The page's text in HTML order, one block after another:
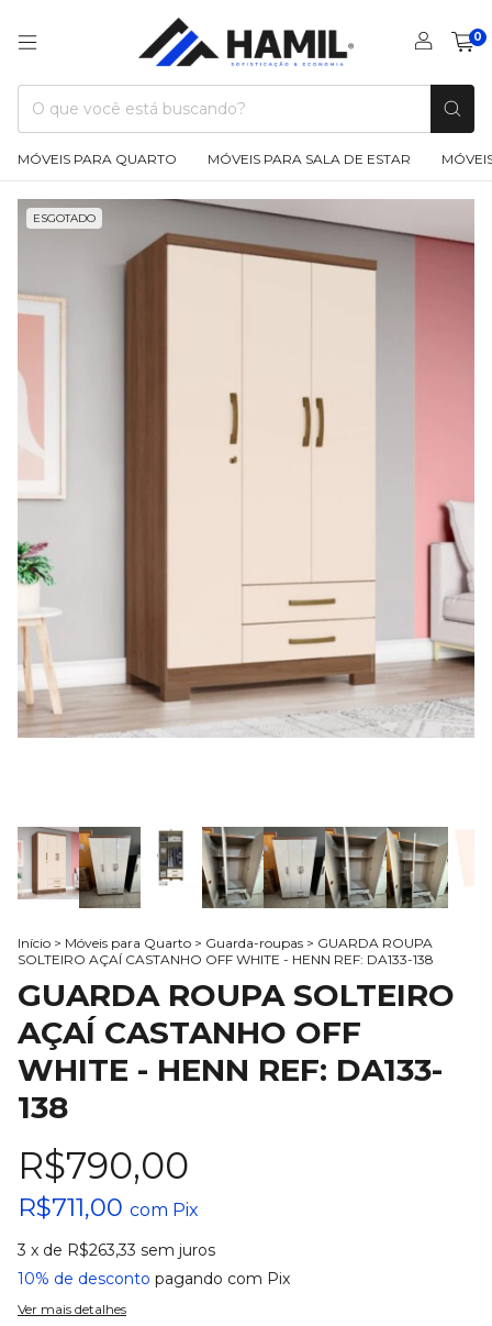
0
MÓVEIS PARA QUARTO MÓVEIS PARA SALA DE ESTAR
ESGOTADO
Início > Móveis para Quarto > Guarda-roupas > GUARDA ROUPA
SOLTEIRO AÇAÍ CASTANHO OFF WHITE - HENN REF: DA133-138
GUARDA ROUPA SOLTEIRO
AÇAÍ CASTANHO OFF
WHITE - HENN REF: DA133-
138
R$790,00
R$711,00 com Pix
3 x de R$263,33 sem juros
10% de desconto pagando com Pix
Ver mais detalhes